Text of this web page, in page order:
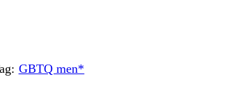
GBTQ men*